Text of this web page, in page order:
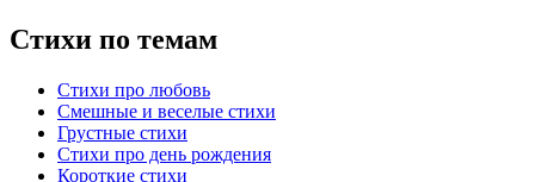
Стихи по темам
Стихи про любовь
Смешные и веселые стихи
Грустные стихи
Стихи про день рождения
Короткие стихи